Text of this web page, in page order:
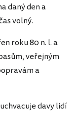
daný den a
volný.
roku 80 n. l. a
veřejným
a
davy lidí